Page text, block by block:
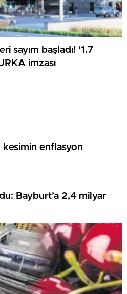
sayım başladı! ‘1.7
imzası
kesimin enflasyon
Bayburt’a 2,4 milyar